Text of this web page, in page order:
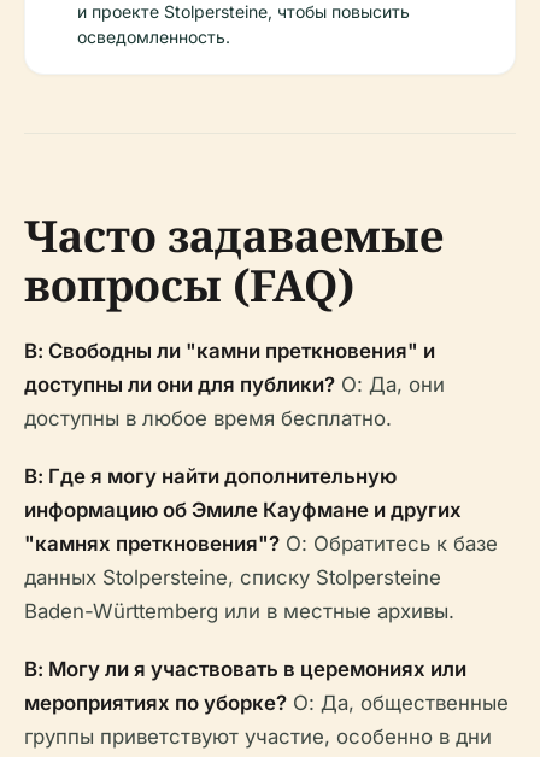
и проекте Stolpersteine, чтобы повысить
осведомленность.
Часто задаваемые
вопросы (FAQ)
В: Свободны ли "камни преткновения" и
доступны ли они для публики? О: Да, они
доступны в любое время бесплатно.
В: Где я могу найти дополнительную
информацию об Эмиле Кауфмане и других
"камнях преткновения"? О: Обратитесь к базе
данных Stolpersteine, списку Stolpersteine
Baden-Württemberg или в местные архивы.
В: Могу ли я участвовать в церемониях или
мероприятиях по уборке? О: Да, общественные
группы приветствуют участие, особенно в дни